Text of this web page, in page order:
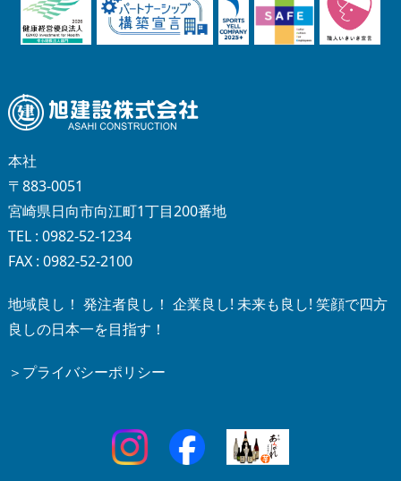
本社
〒883-0051
宮崎県日向市向江町1丁目200番地
TEL : 0982-52-1234
FAX : 0982-52-2100
地域良し！ 発注者良し！ 企業良し! 未来も良し! 笑顔で四方
良しの日本一を目指す！
＞プライバシーポリシー